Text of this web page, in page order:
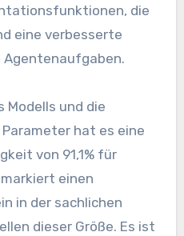
die
eine verbesserte
Agentenaufgaben.
Modells und die
hat es eine
von 91,1% für
einen
in der sachlichen
dieser Größe. Es ist